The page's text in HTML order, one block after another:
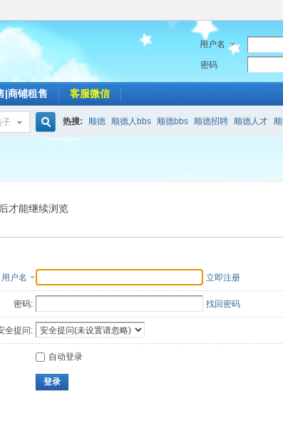
用户名
密码
|商铺租售 客服微信
子
索
热搜: 顺德 顺德人bbs 顺德bbs 顺德招聘 顺德人才
才能继续浏览
用户名 立即注册
密码: 找回密码
全提问:
自动登录
登录